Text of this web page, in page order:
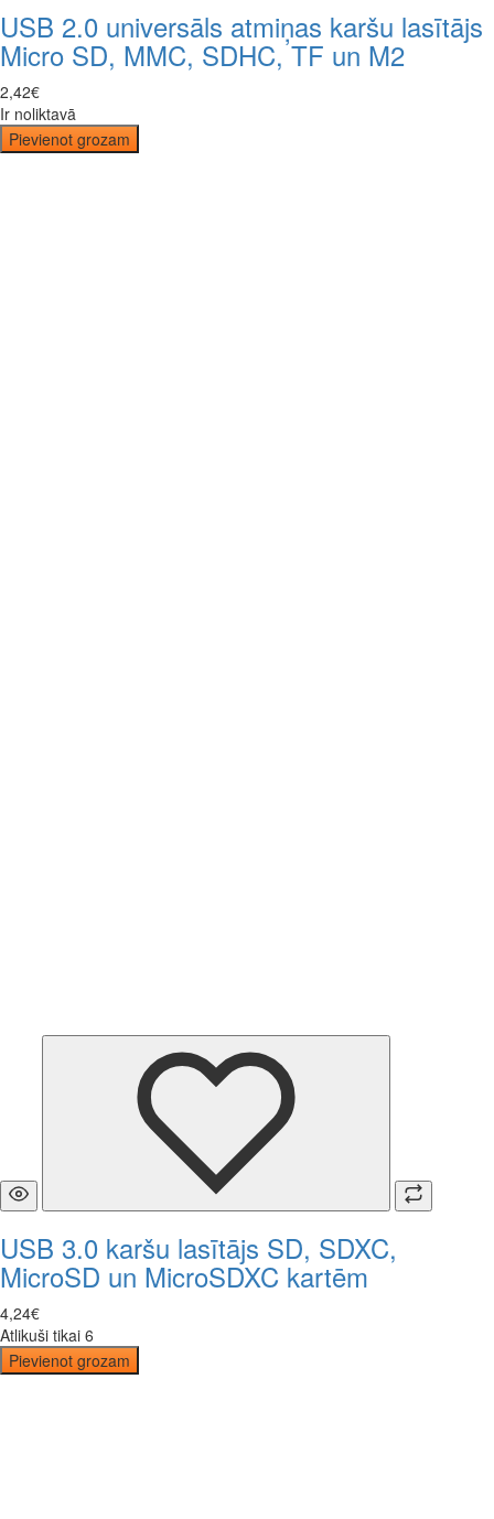
USB 2.0 universāls atmiņas karšu lasītājs
Micro SD, MMC, SDHC, TF un M2
2,42€
Ir noliktavā
Pievienot grozam
USB 3.0 karšu lasītājs SD, SDXC,
MicroSD un MicroSDXC kartēm
4,24€
Atlikuši tikai 6
Pievienot grozam